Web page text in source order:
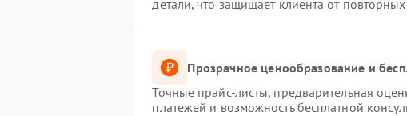
детали, что защищает клиента от
Прозрачное ценообразование и
Точные прайс-листы, предварительная
платежей и возможность бесплатной